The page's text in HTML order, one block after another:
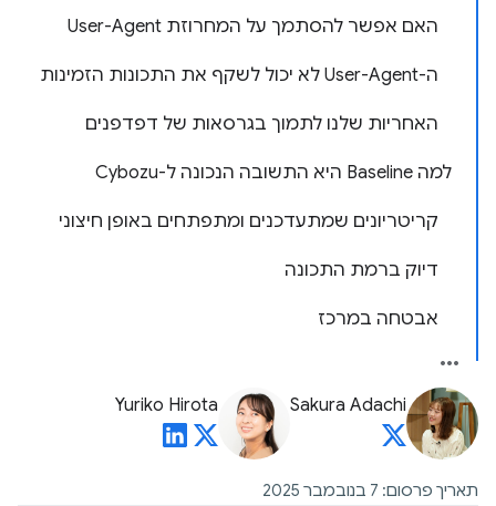
האם אפשר להסתמך על המחרוזת User-Agent
ה-User-Agent לא יכול לשקף את התכונות הזמינות
האחריות שלנו לתמוך בגרסאות של דפדפנים
למה Baseline היא התשובה הנכונה ל-Cybozu
קריטריונים שמתעדכנים ומתפתחים באופן חיצוני
דיוק ברמת התכונה
אבטחה במרכז
Sakura Adachi
Yuriko Hirota
תאריך פרסום: 7 בנובמבר 2025